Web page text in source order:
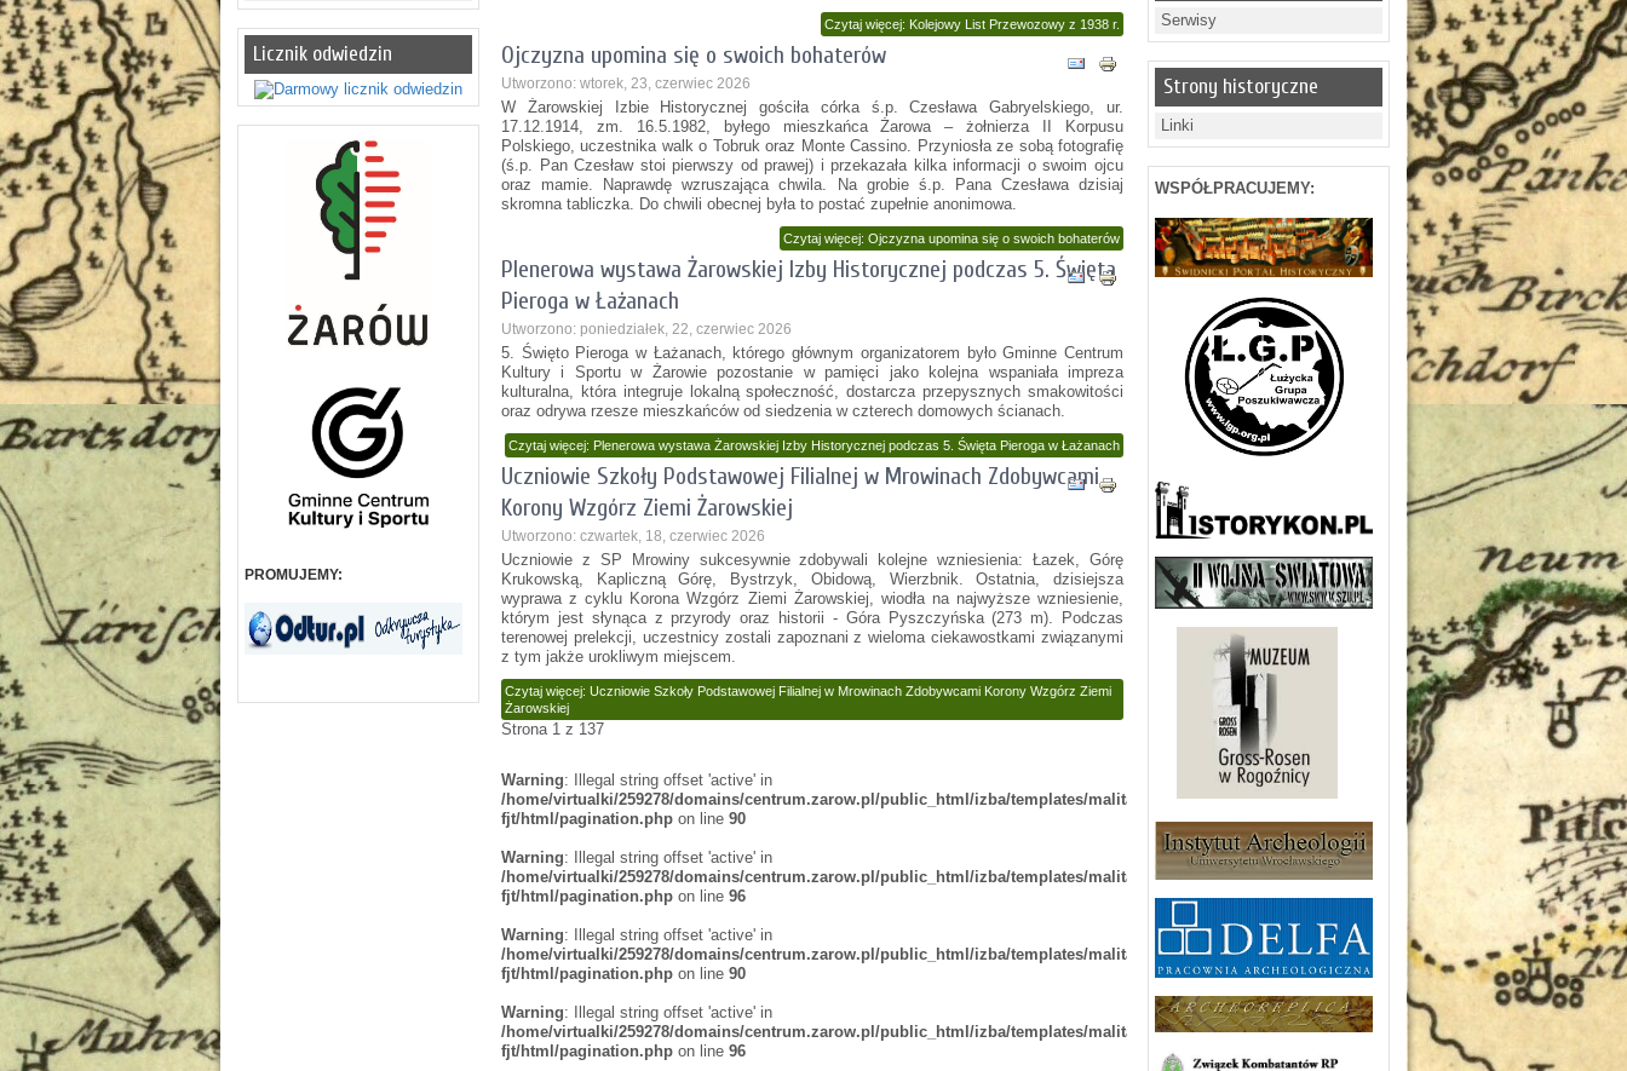
Licznik odwiedzin
PROMUJEMY:
Czytaj więcej: Kolejowy List Przewozowy z 1938 r.
Ojczyzna upomina się o swoich bohaterów
Utworzono: wtorek, 23, czerwiec 2026
W Żarowskiej Izbie Historycznej gościła córka ś.p. Czesława Gabryelskiego, ur.
17.12.1914, zm. 16.5.1982, byłego mieszkańca Żarowa – żołnierza II Korpusu
Polskiego, uczestnika walk o Tobruk oraz Monte Cassino. Przyniosła ze sobą fotografię
(ś.p. Pan Czesław stoi pierwszy od prawej) i przekazała kilka informacji o swoim ojcu
oraz mamie. Naprawdę wzruszająca chwila. Na grobie ś.p. Pana Czesława dzisiaj
skromna tabliczka. Do chwili obecnej była to postać zupełnie anonimowa.
Czytaj więcej: Ojczyzna upomina się o swoich bohaterów
Plenerowa wystawa Żarowskiej Izby Historycznej podczas 5. Święta
Pieroga w Łażanach
Utworzono: poniedziałek, 22, czerwiec 2026
5. Święto Pieroga w Łażanach, którego głównym organizatorem było Gminne Centrum
Kultury i Sportu w Żarowie pozostanie w pamięci jako kolejna wspaniała impreza
kulturalna, która integruje lokalną społeczność, dostarcza przepysznych smakowitości
oraz odrywa rzesze mieszkańców od siedzenia w czterech domowych ścianach.
Czytaj więcej: Plenerowa wystawa Żarowskiej Izby Historycznej podczas 5. Święta Pieroga w Łażanach
Uczniowie Szkoły Podstawowej Filialnej w Mrowinach Zdobywcami
Korony Wzgórz Ziemi Żarowskiej
Utworzono: czwartek, 18, czerwiec 2026
Uczniowie z SP Mrowiny sukcesywnie zdobywali kolejne wzniesienia: Łazek, Górę
Krukowską, Kapliczną Górę, Bystrzyk, Obidową, Wierzbnik. Ostatnia, dzisiejsza
wyprawa z cyklu Korona Wzgórz Ziemi Żarowskiej, wiodła na najwyższe wzniesienie,
którym jest słynąca z przyrody oraz historii - Góra Pyszczyńska (273 m). Podczas
terenowej prelekcji, uczestnicy zostali zapoznani z wieloma ciekawostkami związanymi
z tym jakże urokliwym miejscem.
Czytaj więcej: Uczniowie Szkoły Podstawowej Filialnej w Mrowinach Zdobywcami Korony Wzgórz Ziemi
Żarowskiej
Strona 1 z 137
Warning: Illegal string offset 'active' in
/home/virtualki/259278/domains/centrum.zarow.pl/public_html/izba/templates/malita-
fjt/html/pagination.php on line 90
Warning: Illegal string offset 'active' in
/home/virtualki/259278/domains/centrum.zarow.pl/public_html/izba/templates/malita-
fjt/html/pagination.php on line 96
Warning: Illegal string offset 'active' in
/home/virtualki/259278/domains/centrum.zarow.pl/public_html/izba/templates/malita-
fjt/html/pagination.php on line 90
Warning: Illegal string offset 'active' in
/home/virtualki/259278/domains/centrum.zarow.pl/public_html/izba/templates/malita-
fjt/html/pagination.php on line 96
Serwisy
Strony historyczne
Linki
WSPÓŁPRACUJEMY: